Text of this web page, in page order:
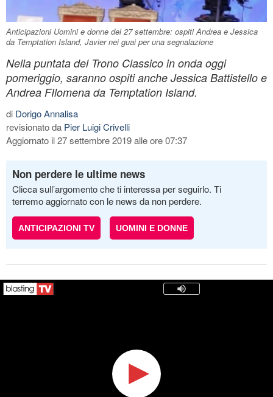
Anticipazioni Uomini e donne del 27 settembre: ospiti Andrea e Jessica
da Temptation Island, Javier nei guai per una segnalazione
Nella puntata del Trono Classico in onda oggi
pomeriggio, saranno ospiti anche Jessica Battistello e
Andrea FIlomena da Temptation Island.
di Dorigo Annalisa
revisionato da Pier Luigi Crivelli
Aggiornato il 27 settembre 2019 alle ore 07:37
Non perdere le ultime news
Clicca sull’argomento che ti interessa per seguirlo. Ti
terremo aggiornato con le news da non perdere.
ANTICIPAZIONI TV UOMINI E DONNE